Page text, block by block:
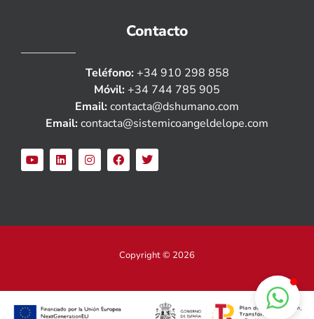
Contacto
Teléfono: +34 910 298 858
Móvil: +34 744 785 905
Email: contacta@dshumano.com
Email: contacta@sistemicoangeldelope.com
Copyright © 2026